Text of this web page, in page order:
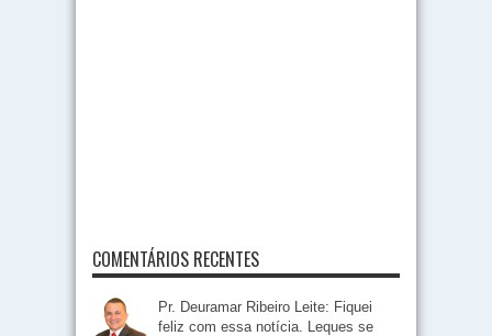
COMENTÁRIOS RECENTES
Pr. Deuramar Ribeiro Leite: Fiquei
feliz com essa notícia. Leques se